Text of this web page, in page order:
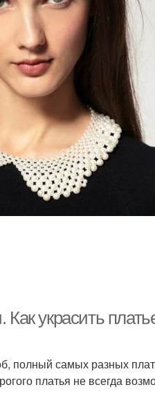
украсить
полный самых разных
платья не всегда